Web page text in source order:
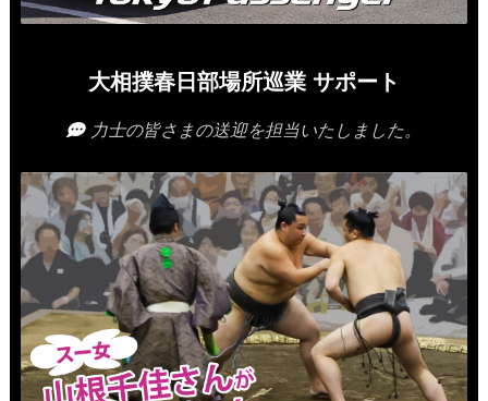
大相撲春日部場所巡業 サポート
力士の皆さまの送迎を担当いたしました。